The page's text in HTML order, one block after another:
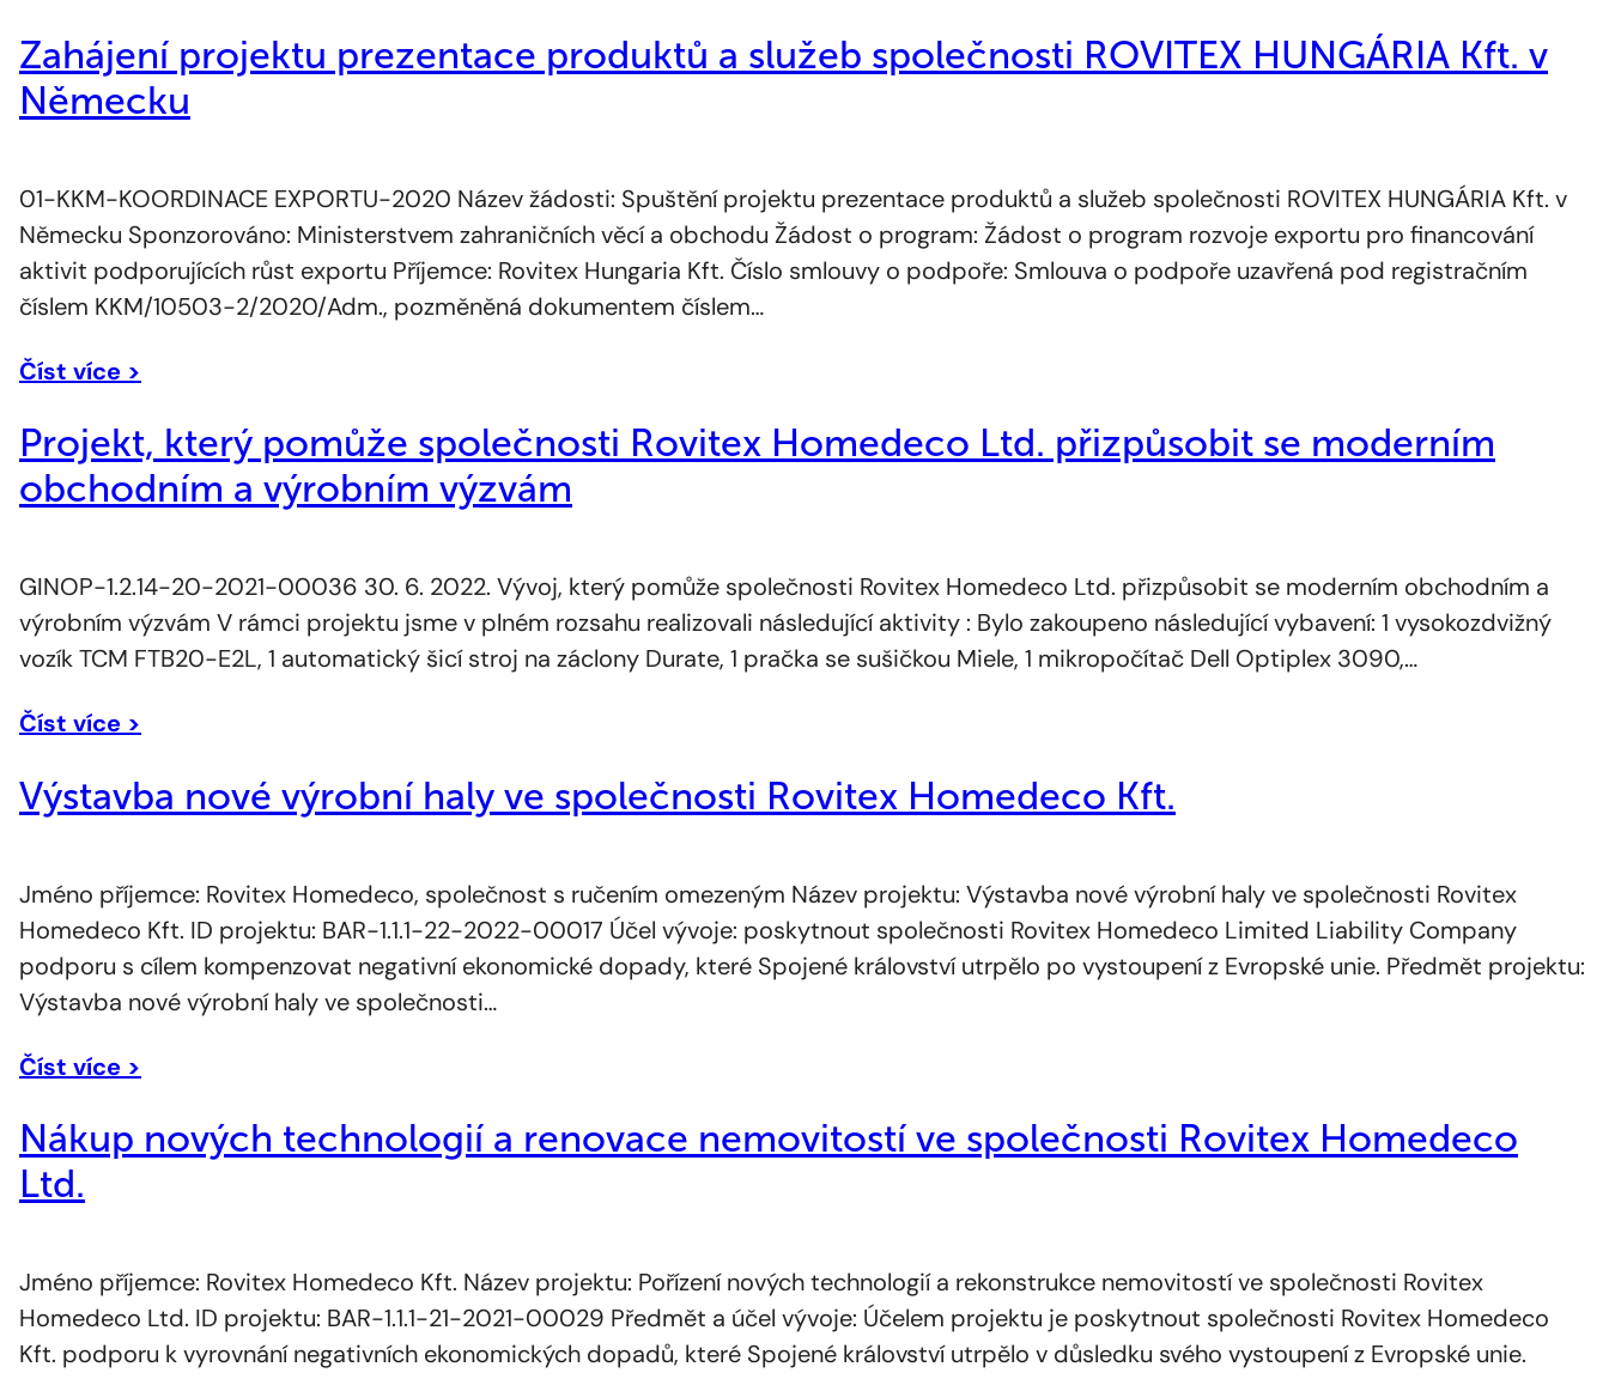
Zahájení projektu prezentace produktů a služeb společnosti ROVITEX HUNGÁRIA Kft. v
Německu
01-KKM-KOORDINACE EXPORTU-2020 Název žádosti: Spuštění projektu prezentace produktů a služeb společnosti ROVITEX HUNGÁRIA Kft. v
Německu Sponzorováno: Ministerstvem zahraničních věcí a obchodu Žádost o program: Žádost o program rozvoje exportu pro financování
aktivit podporujících růst exportu Příjemce: Rovitex Hungaria Kft. Číslo smlouvy o podpoře: Smlouva o podpoře uzavřená pod registračním
číslem KKM/10503-2/2020/Adm., pozměněná dokumentem číslem…
Číst více >
Projekt, který pomůže společnosti Rovitex Homedeco Ltd. přizpůsobit se moderním
obchodním a výrobním výzvám
GINOP-1.2.14-20-2021-00036 30. 6. 2022. Vývoj, který pomůže společnosti Rovitex Homedeco Ltd. přizpůsobit se moderním obchodním a
výrobním výzvám V rámci projektu jsme v plném rozsahu realizovali následující aktivity : Bylo zakoupeno následující vybavení: 1 vysokozdvižný
vozík TCM FTB20-E2L, 1 automatický šicí stroj na záclony Durate, 1 pračka se sušičkou Miele, 1 mikropočítač Dell Optiplex 3090,…
Číst více >
Výstavba nové výrobní haly ve společnosti Rovitex Homedeco Kft.
Jméno příjemce: Rovitex Homedeco, společnost s ručením omezeným Název projektu: Výstavba nové výrobní haly ve společnosti Rovitex
Homedeco Kft. ID projektu: BAR-1.1.1-22-2022-00017 Účel vývoje: poskytnout společnosti Rovitex Homedeco Limited Liability Company
podporu s cílem kompenzovat negativní ekonomické dopady, které Spojené království utrpělo po vystoupení z Evropské unie. Předmět projektu:
Výstavba nové výrobní haly ve společnosti…
Číst více >
Nákup nových technologií a renovace nemovitostí ve společnosti Rovitex Homedeco
Ltd.
Jméno příjemce: Rovitex Homedeco Kft. Název projektu: Pořízení nových technologií a rekonstrukce nemovitostí ve společnosti Rovitex
Homedeco Ltd. ID projektu: BAR-1.1.1-21-2021-00029 Předmět a účel vývoje: Účelem projektu je poskytnout společnosti Rovitex Homedeco
Kft. podporu k vyrovnání negativních ekonomických dopadů, které Spojené království utrpělo v důsledku svého vystoupení z Evropské unie.